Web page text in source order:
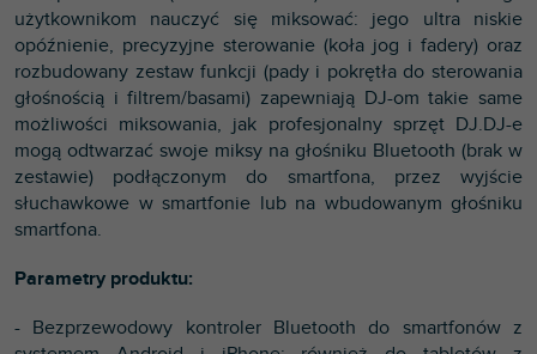
użytkownikom nauczyć się miksować: jego ultra niskie
opóźnienie, precyzyjne sterowanie (koła jog i fadery) oraz
rozbudowany zestaw funkcji (pady i pokrętła do sterowania
głośnością i filtrem/basami) zapewniają DJ-om takie same
możliwości miksowania, jak profesjonalny sprzęt DJ.DJ-e
mogą odtwarzać swoje miksy na głośniku Bluetooth (brak w
zestawie) podłączonym do smartfona, przez wyjście
słuchawkowe w smartfonie lub na wbudowanym głośniku
smartfona.
Parametry produktu:
- Bezprzewodowy kontroler Bluetooth do smartfonów z